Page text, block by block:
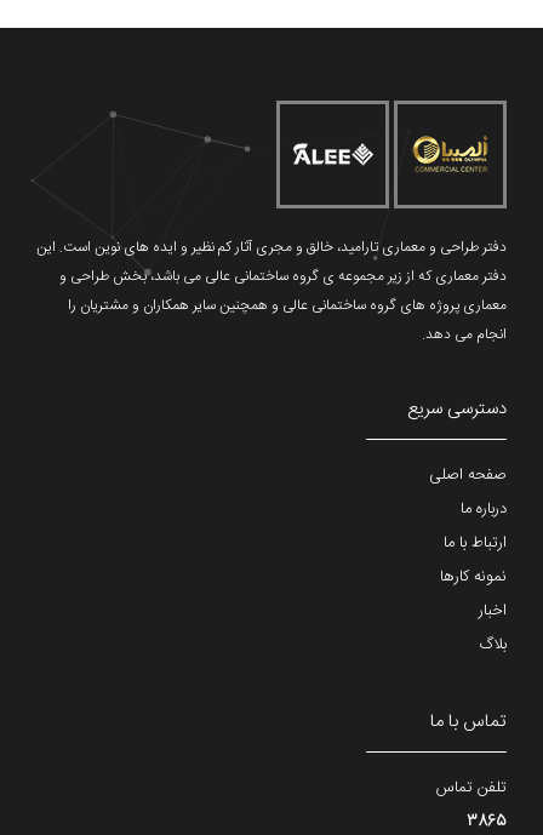
دفتر طراحی و معماری تارامید، خالق و مجری آثار کم نظیر و ایده های نوین است. این
دفتر معماری که از زیر مجموعه ی گروه ساختمانی عالی می باشد، بخش طراحی و
معماری پروژه های گروه ساختمانی عالی و همچنین سایر همکاران و مشتریان را
انجام می دهد.
دسترسی سریع
صفحه اصلی
درباره ما
ارتباط با ما
نمونه کارها
اخبار
بلاگ
تماس با ما
تلفن تماس
3865